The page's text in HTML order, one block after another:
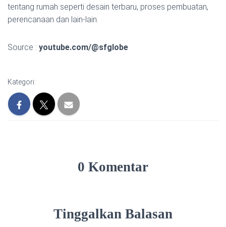
tentang rumah seperti desain terbaru, proses pembuatan,
perencanaan dan lain-lain.
Source : youtube.com/@sfglobe
Kategori:
0 Komentar
Tinggalkan Balasan